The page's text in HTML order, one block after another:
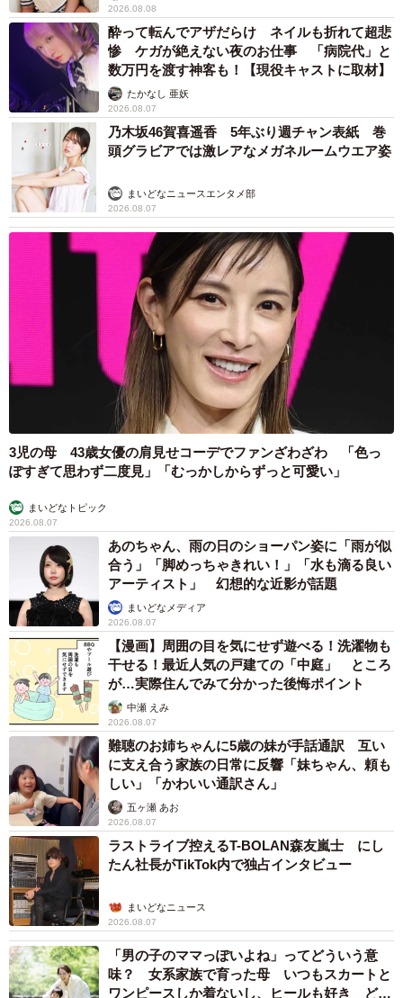
2026.08.08
酔って転んでアザだらけ ネイルも折れて超悲
惨 ケガが絶えない夜のお仕事 「病院代」と
数万円を渡す神客も！【現役キャストに取材】
たかなし 亜妖
2026.08.07
乃木坂46賀喜遥香 5年ぶり週チャン表紙 巻
頭グラビアでは激レアなメガネルームウエア姿
まいどなニュースエンタメ部
2026.08.07
3児の母 43歳女優の肩見せコーデでファンざわざわ 「色っ
ぽすぎて思わず二度見」「むっかしからずっと可愛い」
まいどなトピック
2026.08.07
あのちゃん、雨の日のショーパン姿に「雨が似
合う」「脚めっちゃきれい！」「水も滴る良い
アーティスト」 幻想的な近影が話題
まいどなメディア
2026.08.07
【漫画】周囲の目を気にせず遊べる！洗濯物も
干せる！最近人気の戸建ての「中庭」 ところ
が…実際住んでみて分かった後悔ポイント
中瀬 えみ
2026.08.07
難聴のお姉ちゃんに5歳の妹が手話通訳 互い
に支え合う家族の日常に反響「妹ちゃん、頼も
しい」「かわいい通訳さん」
五ヶ瀬 あお
2026.08.07
ラストライブ控えるT-BOLAN森友嵐士 にし
たん社長がTikTok内で独占インタビュー
まいどなニュース
2026.08.07
「男の子のママっぽいよね」ってどういう意
味？ 女系家族で育った母 いつもスカートと
ワンピースしか着ないし、ヒールも好き どの